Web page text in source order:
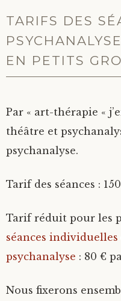
TARIFS DES
EN PETITS
Par « art-thérapie «
théâtre et
psychanalyse.
Tarif des séances :
Tarif réduit pour les
séances
psychanalyse : 80 €
Nous fixerons